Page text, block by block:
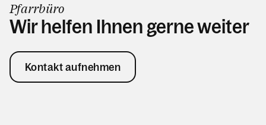
Pfarrbüro
Wir helfen Ihnen gerne weiter
Kontakt aufnehmen